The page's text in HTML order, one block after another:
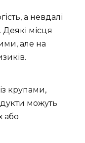
а невдалі
Деякі місця
але на
крупами,
можуть
або